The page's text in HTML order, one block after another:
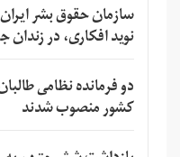
سازمان حقوق بشر
نوید افکاری، در
دو فرمانده نظامی
کشور منصوب شدند